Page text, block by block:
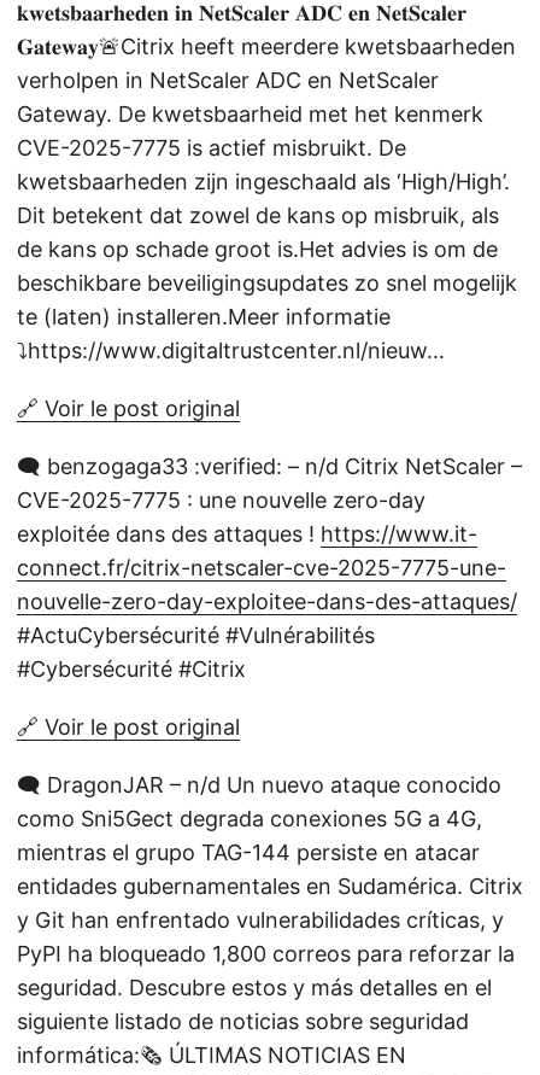
𝐤𝐰𝐞𝐭𝐬𝐛𝐚𝐚𝐫𝐡𝐞𝐝𝐞𝐧 𝐢𝐧 𝐍𝐞𝐭𝐒𝐜𝐚𝐥𝐞𝐫 𝐀𝐃𝐂 𝐞𝐧 𝐍𝐞𝐭𝐒𝐜𝐚𝐥𝐞𝐫
𝐆𝐚𝐭𝐞𝐰𝐚𝐲🚨Citrix heeft meerdere kwetsbaarheden
verholpen in NetScaler ADC en NetScaler
Gateway. De kwetsbaarheid met het kenmerk
CVE-2025-7775 is actief misbruikt. De
kwetsbaarheden zijn ingeschaald als ‘High/High’.
Dit betekent dat zowel de kans op misbruik, als
de kans op schade groot is.Het advies is om de
beschikbare beveiligingsupdates zo snel mogelijk
te (laten) installeren.Meer informatie
⤵️https://www.digitaltrustcenter.nl/nieuw…
🔗 Voir le post original
🗨️ benzogaga33 :verified: – n/d Citrix NetScaler –
CVE-2025-7775 : une nouvelle zero-day
exploitée dans des attaques ! https://www.it-
connect.fr/citrix-netscaler-cve-2025-7775-une-
nouvelle-zero-day-exploitee-dans-des-attaques/
#ActuCybersécurité #Vulnérabilités
#Cybersécurité #Citrix
🔗 Voir le post original
🗨️ DragonJAR – n/d Un nuevo ataque conocido
como Sni5Gect degrada conexiones 5G a 4G,
mientras el grupo TAG-144 persiste en atacar
entidades gubernamentales en Sudamérica. Citrix
y Git han enfrentado vulnerabilidades críticas, y
PyPI ha bloqueado 1,800 correos para reforzar la
seguridad. Descubre estos y más detalles en el
siguiente listado de noticias sobre seguridad
informática:🗞️ ÚLTIMAS NOTICIAS EN